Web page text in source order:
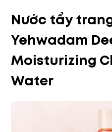
Nước tẩy
Yehwadam
Moisturizing
Water